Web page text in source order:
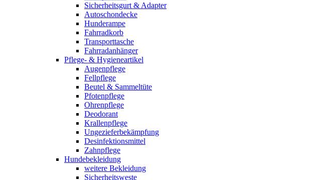
Sicherheitsgurt & Adapter
Autoschondecke
Hunderampe
Fahrradkorb
Transporttasche
Fahrradanhänger
Pflege- & Hygieneartikel
Augenpflege
Fellpflege
Beutel & Sammeltüte
Pfotenpflege
Ohrenpflege
Deodorant
Krallenpflege
Ungezieferbekämpfung
Desinfektionsmittel
Zahnpflege
Hundebekleidung
weitere Bekleidung
Sicherheitsweste